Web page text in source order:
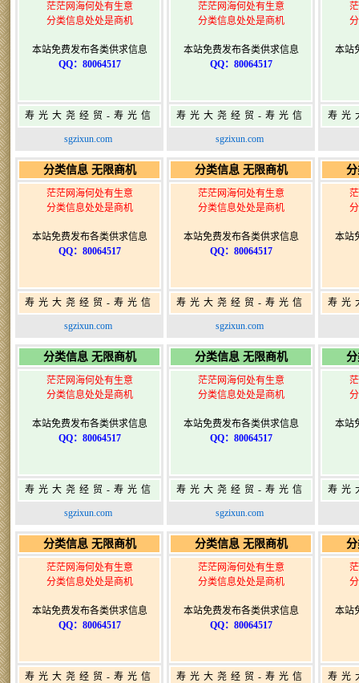
茫茫网海何处有生意
分类信息处处是商机
本站免费发布各类供求信息
QQ：80064517
寿光大尧经贸-寿光信
息网-免费信息发布网-
sgzixun.com
茫茫网海何处有生意
分类信息处处是商机
本站免费发布各类供求信息
QQ：80064517
寿光大尧经贸-寿光信
息网-免费信息发布网-
sgzixun.com
本站
寿光
分类信息 无限商机
茫茫网海何处有生意
分类信息处处是商机
本站免费发布各类供求信息
QQ：80064517
寿光大尧经贸-寿光信
息网-免费信息发布网-
sgzixun.com
分类信息 无限商机
茫茫网海何处有生意
分类信息处处是商机
本站免费发布各类供求信息
QQ：80064517
寿光大尧经贸-寿光信
息网-免费信息发布网-
sgzixun.com
本站
寿光
分类信息 无限商机
茫茫网海何处有生意
分类信息处处是商机
本站免费发布各类供求信息
QQ：80064517
寿光大尧经贸-寿光信
息网-免费信息发布网-
sgzixun.com
分类信息 无限商机
茫茫网海何处有生意
分类信息处处是商机
本站免费发布各类供求信息
QQ：80064517
寿光大尧经贸-寿光信
息网-免费信息发布网-
sgzixun.com
本站
寿光
分类信息 无限商机
茫茫网海何处有生意
分类信息处处是商机
本站免费发布各类供求信息
QQ：80064517
寿光大尧经贸-寿光信
分类信息 无限商机
茫茫网海何处有生意
分类信息处处是商机
本站免费发布各类供求信息
QQ：80064517
寿光大尧经贸-寿光信
本站
寿光